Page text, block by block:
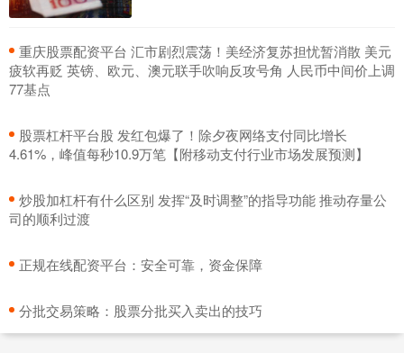
​重庆股票配资平台 汇市剧烈震荡！美经济复苏担忧暂消散 美元
疲软再贬 英镑、欧元、澳元联手吹响反攻号角 人民币中间价上调
77基点
​股票杠杆平台股 发红包爆了！除夕夜网络支付同比增长
4.61%，峰值每秒10.9万笔【附移动支付行业市场发展预测】
​炒股加杠杆有什么区别 发挥“及时调整”的指导功能 推动存量公
司的顺利过渡
​正规在线配资平台：安全可靠，资金保障
​分批交易策略：股票分批买入卖出的技巧